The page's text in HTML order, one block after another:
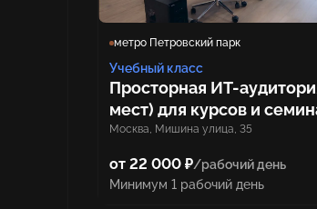
метро Петровский парк
Учебный класс
Просторная ИТ-
мест) для курсов и
Москва, Мишина улица, 35
от 22 000 ₽/рабочий день
Минимум 1 рабочий день